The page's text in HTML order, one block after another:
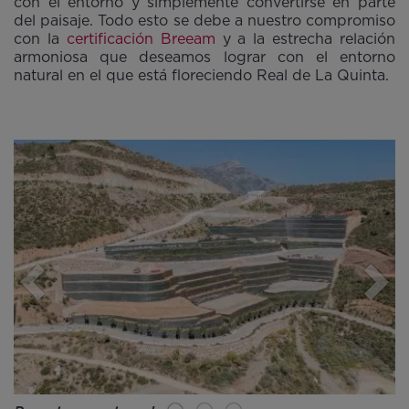
del paisaje. Todo esto se debe a nuestro compromiso
con la certificación Breeam y a la estrecha relación
armoniosa que deseamos lograr con el entorno
natural en el que está floreciendo Real de La Quinta.